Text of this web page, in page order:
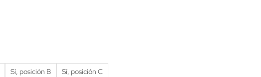
Sí, posición B Sí, posición C